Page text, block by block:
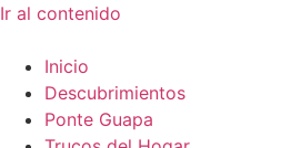
Ir al contenido
Inicio
Descubrimientos
Ponte Guapa